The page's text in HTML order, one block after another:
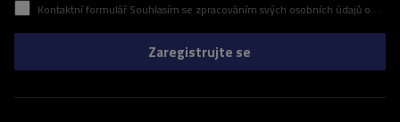
Kontaktní formulář Souhlasím se zpracováním svých osobních údajů obsažených v kontaktním formuláři v souladu s nařízením Evropského parlamentu a Rady (EU)
Zaregistrujte se